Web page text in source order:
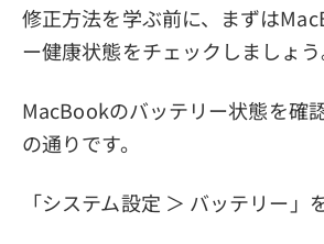
修正方法を学ぶ前に、まずは
ー健康状態をチェックしましょう
MacBookのバッテリー状態を確
の通りです。
「システム設定 ＞ バッテリー」